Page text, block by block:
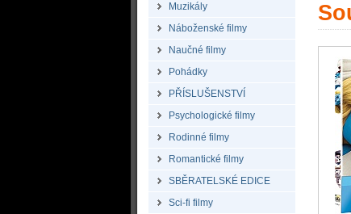
Muzikály
Náboženské filmy
Naučné filmy
Pohádky
PŘÍSLUŠENSTVÍ
Psychologické filmy
Rodinné filmy
Romantické filmy
SBĚRATELSKÉ EDICE
Sci-fi filmy